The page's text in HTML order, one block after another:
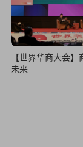
【世界华商大会
未来